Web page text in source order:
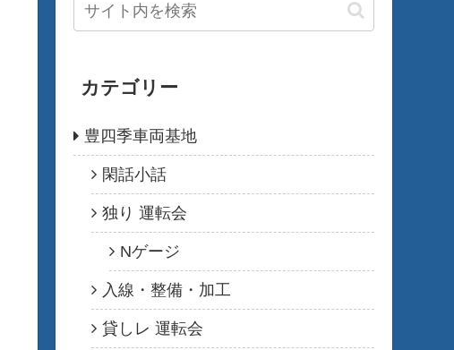
カテゴリー
豊四季車両基地
閑話小話
独り 運転会
Nゲージ
入線・整備・加工
貸しレ 運転会